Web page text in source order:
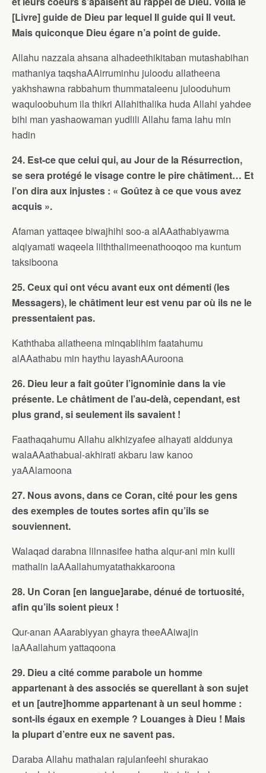
[Livre] guide de Dieu par lequel Il guide qui Il veut.
Mais quiconque Dieu égare n’a point de guide.
Allahu nazzala ahsana alhadeethikitaban mutashabihan
mathaniya taqshaAAirruminhu juloodu allatheena
yakhshawna rabbahum thummataleenu julooduhum
waquloobuhum ila thikri Allahithalika huda Allahi yahdee
bihi man yashaowaman yudlili Allahu fama lahu min
hadin
24. Est-ce que celui qui, au Jour de la Résurrection,
se sera protégé le visage contre le pire châtiment… Et
l’on dira aux injustes : « Goûtez à ce que vous avez
acquis ».
Afaman yattaqee biwajhihi soo-a alAAathabiyawma
alqiyamati waqeela lilththalimeenathooqoo ma kuntum
taksiboona
25. Ceux qui ont vécu avant eux ont démenti (les
Messagers), le châtiment leur est venu par où ils ne le
pressentaient pas.
Kaththaba allatheena minqablihim faatahumu
alAAathabu min haythu layashAAuroona
26. Dieu leur a fait goûter l’ignominie dans la vie
présente. Le châtiment de l’au-delà, cependant, est
plus grand, si seulement ils savaient !
Faathaqahumu Allahu alkhizyafee alhayati alddunya
walaAAathabual-akhirati akbaru law kanoo
yaAAlamoona
27. Nous avons, dans ce Coran, cité pour les gens
des exemples de toutes sortes afin qu’ils se
souviennent.
Walaqad darabna lilnnasifee hatha alqur-ani min kulli
mathalin laAAallahumyatathakkaroona
28. Un Coran [en langue]arabe, dénué de tortuosité,
afin qu’ils soient pieux !
Qur-anan AAarabiyyan ghayra theeAAiwajin
laAAallahum yattaqoona
29. Dieu a cité comme parabole un homme
appartenant à des associés se querellant à son sujet
et un [autre]homme appartenant à un seul homme :
sont-ils égaux en exemple ? Louanges à Dieu ! Mais
la plupart d’entre eux ne savent pas.
Daraba Allahu mathalan rajulanfeehi shurakao